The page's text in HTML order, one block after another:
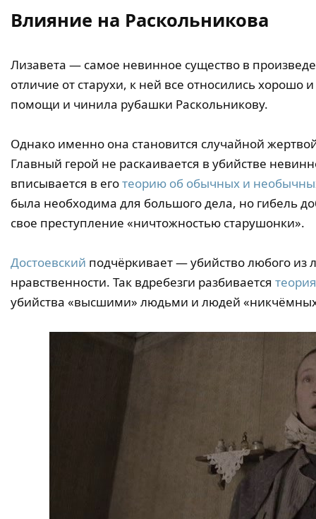
Влияние на Раскольникова
Лизавета — самое невинное существо в
отличие от старухи, к ней все относились
помощи и чинила рубашки Раскольникову.
Однако именно она становится случайной
Главный герой не раскаивается в убийстве
вписывается в еготеорию об обычных и
была необходима для большого дела, но гибель
свое преступление «ничтожностью старушонки».
Достоевский подчёркивает — убийство любого из
нравственности. Так вдребезги разбивается теория
убийства «высшими» людьми и людей